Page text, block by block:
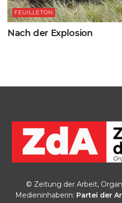
FEUILLETON
Nach der Explosion
© Zeitung der Arbeit,
Medieninhaberin: Partei der